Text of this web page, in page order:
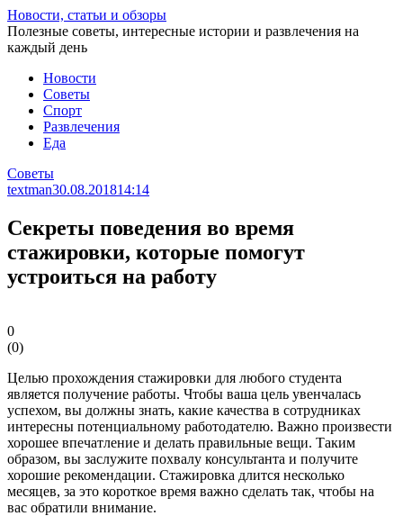
Перейти
к
статье
Новости, статьи и обзоры
Полезные советы, интересные истории и развлечения на
каждый день
Новости
Советы
Спорт
Развлечения
Еда
Советы
textman30.08.201814:14
Секреты поведения во время
стажировки, которые помогут
устроиться на работу
0
(0)
Целью прохождения стажировки для любого студента
является получение работы. Чтобы ваша цель увенчалась
успехом, вы должны знать, какие качества в сотрудниках
интересны потенциальному работодателю. Важно произвести
хорошее впечатление и делать правильные вещи. Таким
образом, вы заслужите похвалу консультанта и получите
хорошие рекомендации. Стажировка длится несколько
месяцев, за это короткое время важно сделать так, чтобы на
вас обратили внимание.